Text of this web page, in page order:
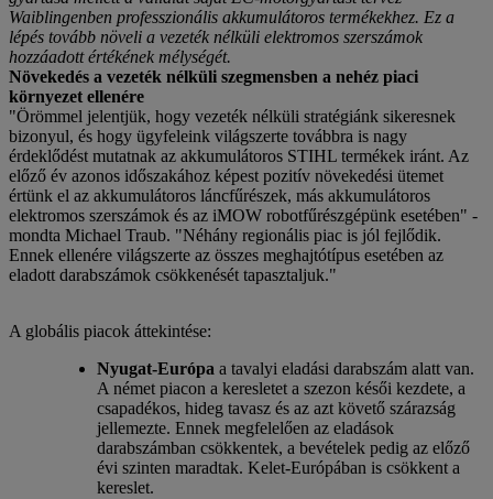
Waiblingenben professzionális akkumulátoros termékekhez. Ez a
lépés tovább növeli a vezeték nélküli elektromos szerszámok
hozzáadott értékének mélységét.
Növekedés a vezeték nélküli szegmensben a nehéz piaci
környezet ellenére
"Örömmel jelentjük, hogy vezeték nélküli stratégiánk sikeresnek
bizonyul, és hogy ügyfeleink világszerte továbbra is nagy
érdeklődést mutatnak az akkumulátoros STIHL termékek iránt. Az
előző év azonos időszakához képest pozitív növekedési ütemet
értünk el az akkumulátoros láncfűrészek, más akkumulátoros
elektromos szerszámok és az iMOW robotfűrészgépünk esetében" -
mondta Michael Traub. "Néhány regionális piac is jól fejlődik.
Ennek ellenére világszerte az összes meghajtótípus esetében az
eladott darabszámok csökkenését tapasztaljuk."
A globális piacok áttekintése:
Nyugat-Európa a tavalyi eladási darabszám alatt van.
A német piacon a keresletet a szezon késői kezdete, a
csapadékos, hideg tavasz és az azt követő szárazság
jellemezte. Ennek megfelelően az eladások
darabszámban csökkentek, a bevételek pedig az előző
évi szinten maradtak. Kelet-Európában is csökkent a
kereslet.